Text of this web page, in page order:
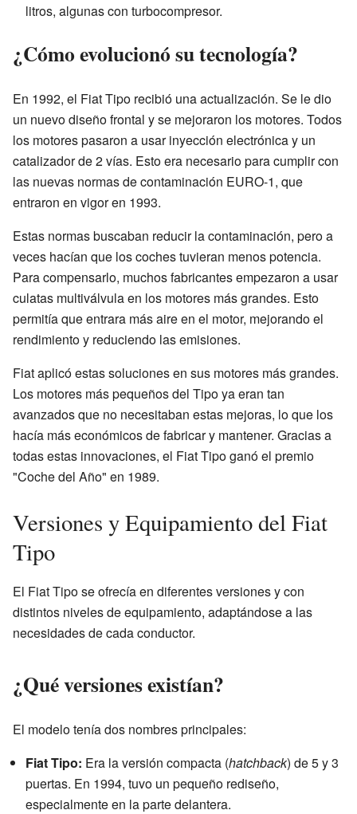
litros, algunas con turbocompresor.
¿Cómo evolucionó su tecnología?
En 1992, el Fiat Tipo recibió una actualización. Se le dio
un nuevo diseño frontal y se mejoraron los motores. Todos
los motores pasaron a usar inyección electrónica y un
catalizador de 2 vías. Esto era necesario para cumplir con
las nuevas normas de contaminación EURO-1, que
entraron en vigor en 1993.
Estas normas buscaban reducir la contaminación, pero a
veces hacían que los coches tuvieran menos potencia.
Para compensarlo, muchos fabricantes empezaron a usar
culatas multiválvula en los motores más grandes. Esto
permitía que entrara más aire en el motor, mejorando el
rendimiento y reduciendo las emisiones.
Fiat aplicó estas soluciones en sus motores más grandes.
Los motores más pequeños del Tipo ya eran tan
avanzados que no necesitaban estas mejoras, lo que los
hacía más económicos de fabricar y mantener. Gracias a
todas estas innovaciones, el Fiat Tipo ganó el premio
"Coche del Año" en 1989.
Versiones y Equipamiento del Fiat
Tipo
El Fiat Tipo se ofrecía en diferentes versiones y con
distintos niveles de equipamiento, adaptándose a las
necesidades de cada conductor.
¿Qué versiones existían?
El modelo tenía dos nombres principales:
Fiat Tipo: Era la versión compacta (hatchback) de 5 y 3
puertas. En 1994, tuvo un pequeño rediseño,
especialmente en la parte delantera.